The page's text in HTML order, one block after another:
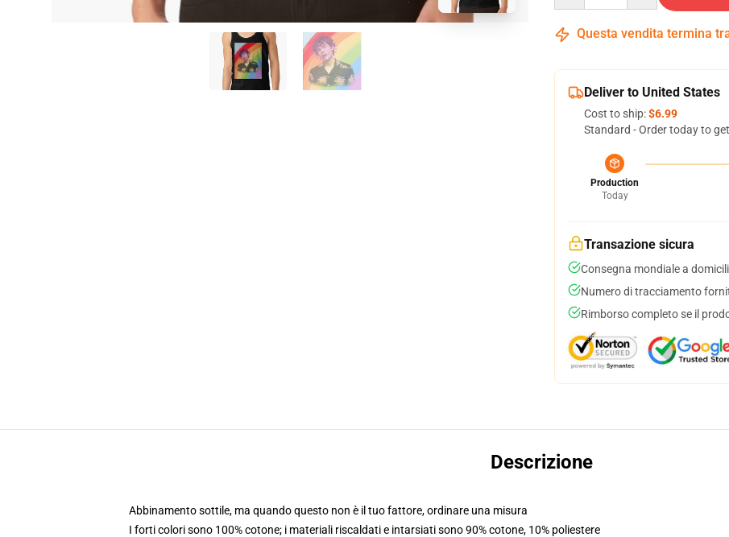
Questa vendita termina
Deliver to United States
Cost to ship:$6.99
Standard - Order today to
Production
Today
Transazione sicura
Consegna mondiale a
Numero di tracciamento
Rimborso completo se il
Descrizione
Abbinamento sottile, ma quando questo non è il tuo fattore, ordinare una misura
I forti colori sono 100% cotone; i materiali riscaldati e intarsiati sono 90% cotone, 10% poliestere